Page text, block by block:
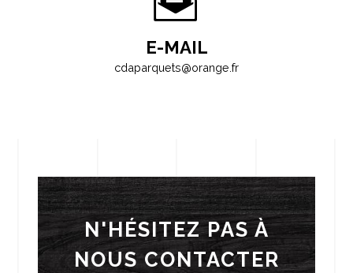
E-MAIL
cdaparquets@orange.fr
N'HÉSITEZ PAS À
NOUS CONTACTER